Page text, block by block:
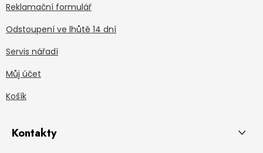
Reklamační formulář
Odstoupení ve lhůtě 14 dní
Servis nářadí
Můj účet
Košík
Kontakty